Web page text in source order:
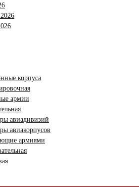
корпуса
армии
авиадивизий
авиакорпусов
армиями